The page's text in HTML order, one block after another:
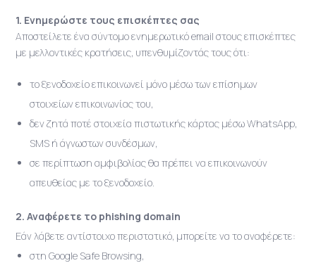
1. Ενημερώστε τους επισκέπτες σας
Αποστείλετε ένα σύντομο ενημερωτικό email στους επισκέπτες
με μελλοντικές κρατήσεις, υπενθυμίζοντάς τους ότι:
το ξενοδοχείο επικοινωνεί μόνο μέσω των επίσημων
στοιχείων επικοινωνίας του,
δεν ζητά ποτέ στοιχεία πιστωτικής κάρτας μέσω WhatsApp,
SMS ή άγνωστων συνδέσμων,
σε περίπτωση αμφιβολίας θα πρέπει να επικοινωνούν
απευθείας με το ξενοδοχείο.
2. Αναφέρετε το phishing domain
Εάν λάβετε αντίστοιχο περιστατικό, μπορείτε να το αναφέρετε:
στη Google Safe Browsing,